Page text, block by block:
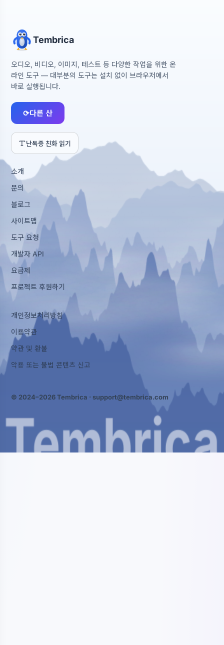
Tembrica
오디오, 비디오, 이미지, 테스트 등 다양한 작업을 위한 온
라인 도구 — 대부분의 도구는 설치 없이 브라우저에서
바로 실행됩니다.
⟳다른 산
난독증 친화 읽기
소개
문의
블로그
사이트맵
도구 요청
개발자 API
요금제
프로젝트 후원하기
개인정보처리방침
이용약관
약관 및 환불
악용 또는 불법 콘텐츠 신고
© 2024–2026 Tembrica · support@tembrica.com